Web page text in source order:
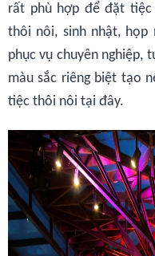
rất phù hợp để đặt
thôi nôi, sinh nhật, họp
phục vụ chuyên nghiệp,
màu sắc riêng biệt tạo
tiệc thôi nôi tại đây.